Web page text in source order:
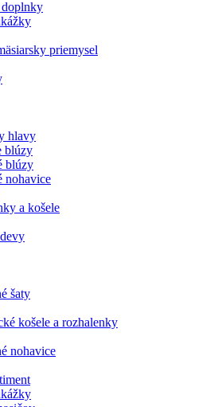
doplnky
priemysel
hlavy
blúzy
blúzy
nohavice
a košele
šaty
košele a rozhalenky
nohavice